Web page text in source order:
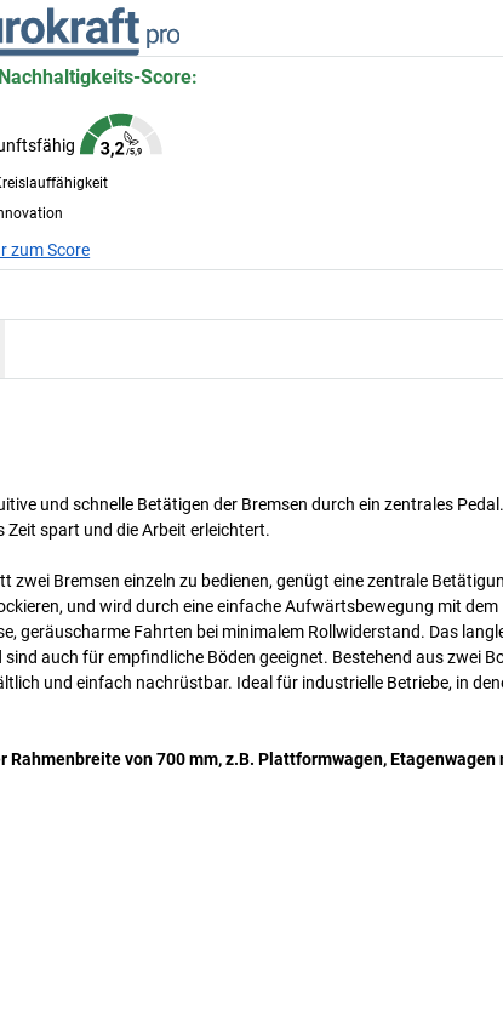
Nachhaltigkeits-Score:
zum Score
und schnelle Betätigen der Bremsen durch ein zentrales
Zeit spart und die Arbeit erleichtert.
Bremsen einzeln zu bedienen, genügt eine zentrale
und wird durch eine einfache Aufwärtsbewegung mit dem
geräuscharme Fahrten bei minimalem Rollwiderstand. Das
auch für empfindliche Böden geeignet. Bestehend aus zwei
und einfach nachrüstbar. Ideal für industrielle Betriebe, in
von 700 mm, z.B. Plattformwagen, Etagenwagen